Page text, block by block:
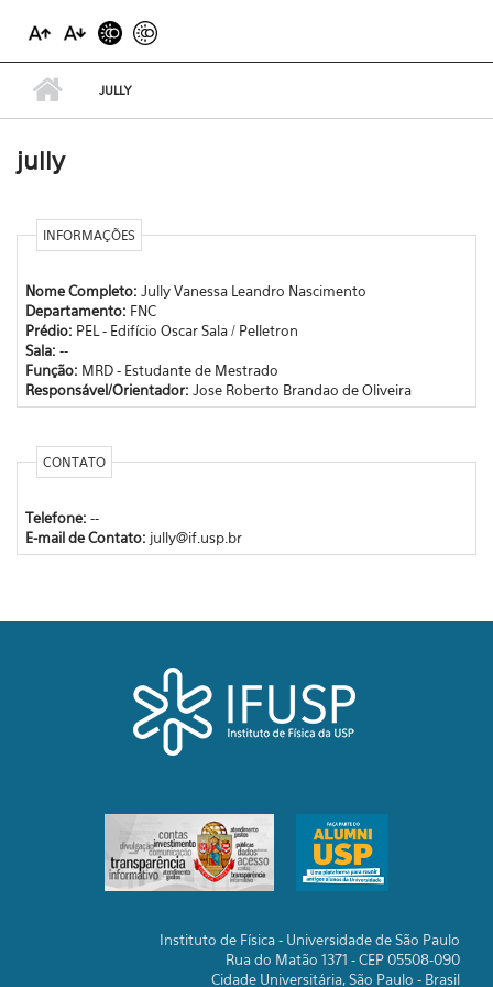
JULLY
jully
INFORMAÇÕES
Nome Completo: Jully Vanessa Leandro Nascimento
Departamento: FNC
Prédio: PEL - Edifício Oscar Sala / Pelletron
Sala: --
Função: MRD - Estudante de Mestrado
Responsável/Orientador: Jose Roberto Brandao de Oliveira
CONTATO
Telefone: --
E-mail de Contato: jully@if.usp.br
Instituto de Física - Universidade de São Paulo
Rua do Matão 1371 - CEP 05508-090
Cidade Universitária, São Paulo - Brasil